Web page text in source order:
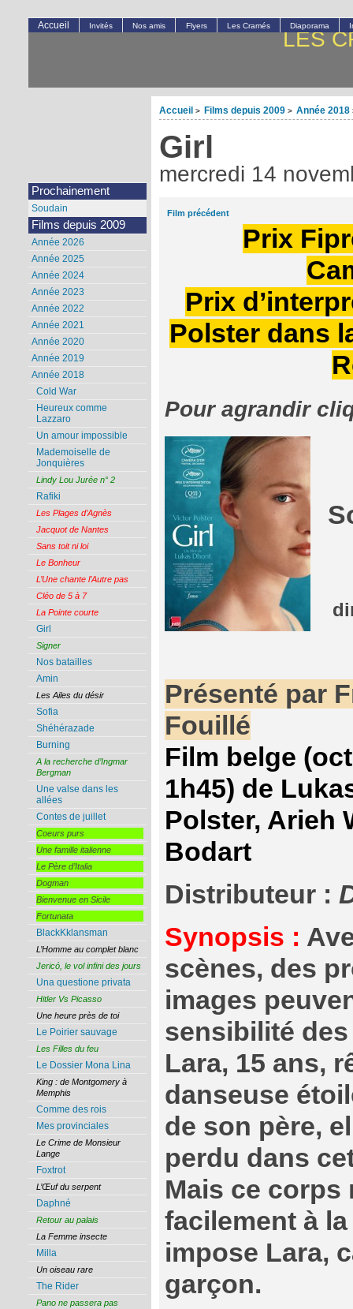
LES
Accueil > Films depuis 2009 > Année 2018
Girl
mercredi 14
Film précédent
Prix
Prix
Polster dans
Pour agrandir
Présenté par
Fouillé
Film belge
1h45) de
Polster, Arieh
Bodart
Distributeur :
Synopsis :
scènes, des
images
sensibilité
Lara, 15 ans,
danseuse
de son père,
perdu dans
Mais ce corps
facilement à
impose Lara,
garçon.
Accueil Invités Nos amis Flyers Les Cramés Diaporama
Prochainement
Soudain
Films depuis 2009
Année 2026
Année 2025
Année 2024
Année 2023
Année 2022
Année 2021
Année 2020
Année 2019
Année 2018
Cold War
Heureux comme
Lazzaro
Un amour impossible
Mademoiselle de
Jonquières
Lindy Lou Jurée n° 2
Rafiki
Les Plages d’Agnès
Jacquot de Nantes
Sans toit ni loi
Le Bonheur
L’Une chante l’Autre pas
Cléo de 5 à 7
La Pointe courte
Girl
Signer
Nos batailles
Amin
Les Ailes du désir
Sofia
Shéhérazade
Burning
A la recherche d’Ingmar
Bergman
Une valse dans les
allées
Contes de juillet
Coeurs purs
Une famille italienne
Le Père d’Italia
Dogman
Bienvenue en Sicile
Fortunata
BlackKklansman
L’Homme au complet blanc
Jericó, le vol infini des jours
Una questione privata
Hitler Vs Picasso
Une heure près de toi
Le Poirier sauvage
Les Filles du feu
Le Dossier Mona Lina
King : de Montgomery à
Memphis
Comme des rois
Mes provinciales
Le Crime de Monsieur
Lange
Foxtrot
L’Œuf du serpent
Daphné
Retour au palais
La Femme insecte
Milla
Un oiseau rare
The Rider
Pano ne passera pas